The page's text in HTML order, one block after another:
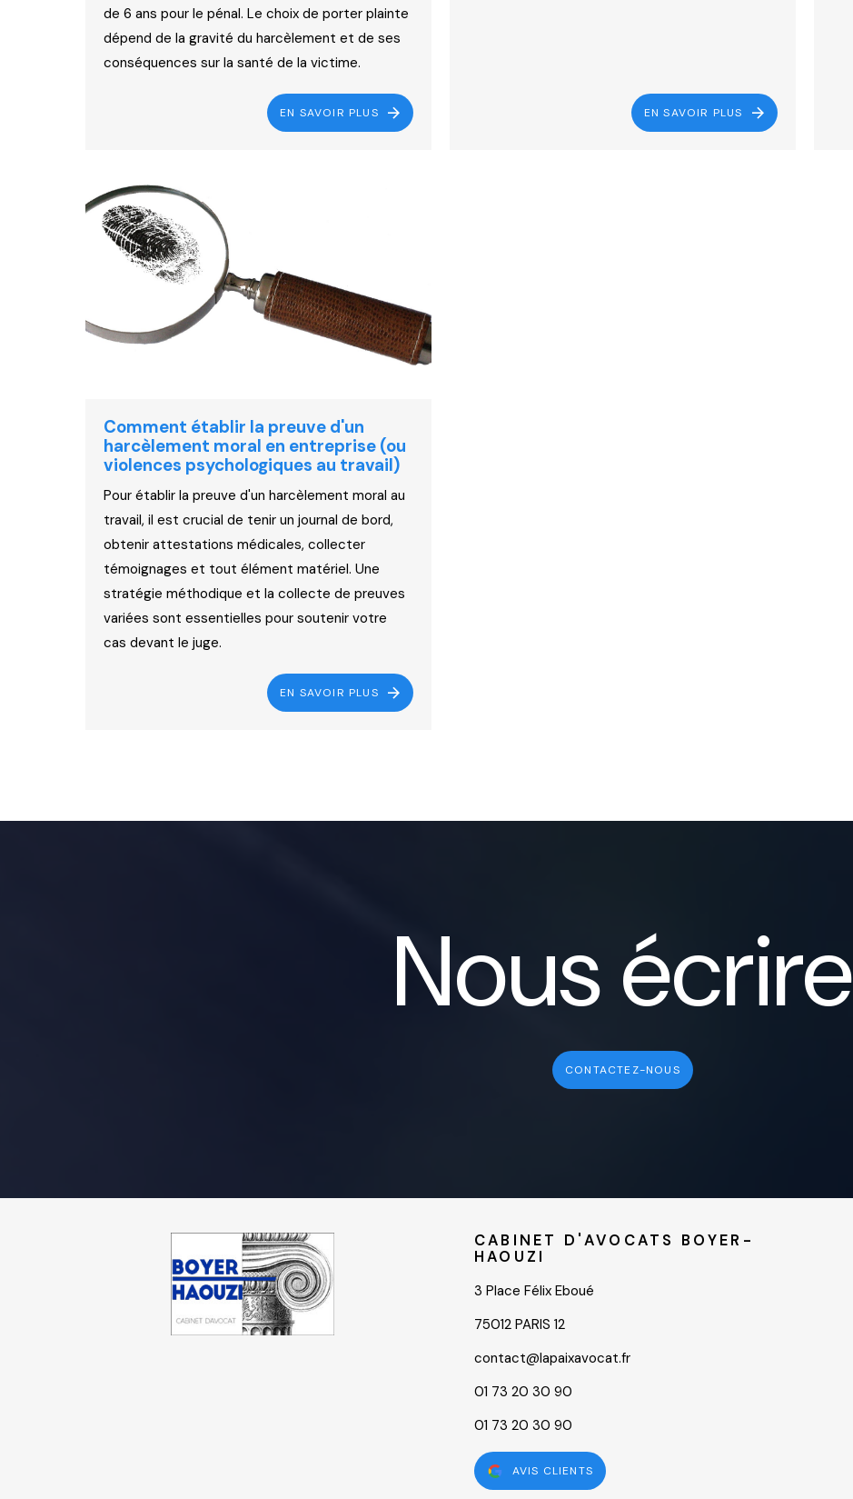
de 6 ans pour le pénal. Le choix de porter plainte
dépend de la gravité du harcèlement et de ses
conséquences sur la santé de la victime.
EN SAVOIR PLUS EN SAVOIR PLUS
Comment établir la preuve d'un
harcèlement moral en entreprise (ou
violences psychologiques au travail)
Pour établir la preuve d'un harcèlement moral au
travail, il est crucial de tenir un journal de bord,
obtenir attestations médicales, collecter
témoignages et tout élément matériel. Une
stratégie méthodique et la collecte de preuves
variées sont essentielles pour soutenir votre
cas devant le juge.
EN SAVOIR PLUS
Nous écrire
CONTACTEZ-NOUS
CABINET D'AVOCATS BOYER-
HAOUZI
3 Place Félix Eboué
75012 PARIS 12
contact@lapaixavocat.fr
01 73 20 30 90
01 73 20 30 90
AVIS CLIENTS